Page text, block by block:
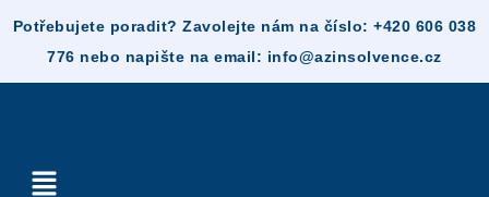
Menu
Šumperk